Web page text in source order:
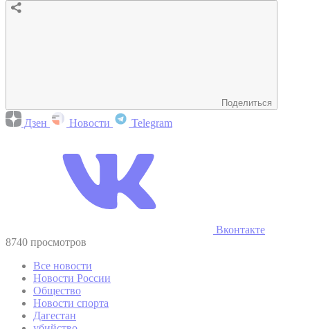
Поделиться
Дзен Новости Telegram
Вконтакте
8740 просмотров
Все новости
Новости России
Общество
Новости спорта
Дагестан